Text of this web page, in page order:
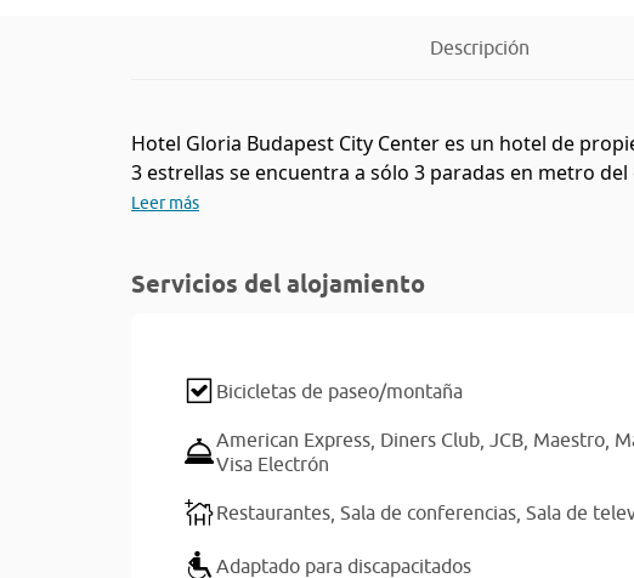
Descripción
Hotel Gloria Budapest City Center es un hotel de
3 estrellas se encuentra a sólo 3 paradas en metro
Leer más
Servicios del alojamiento
Bicicletas de paseo/montaña
American Express, Diners Club, JCB, Maestro,
Visa Electrón
Restaurantes, Sala de conferencias, Sala de
Adaptado para discapacitados